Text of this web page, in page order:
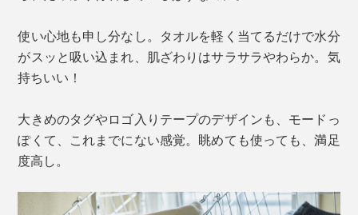
使い心地も申し分なし。タオルを軽く当てるだけで水分
がスッと吸い込まれ、肌ざわりはサラサラやわらか。気
持ちいい！
大きめのタグやロゴ入りテープのデザインも、モードっ
ぽくて、これまでにない感覚。眺めても使っても、満足
度高し。